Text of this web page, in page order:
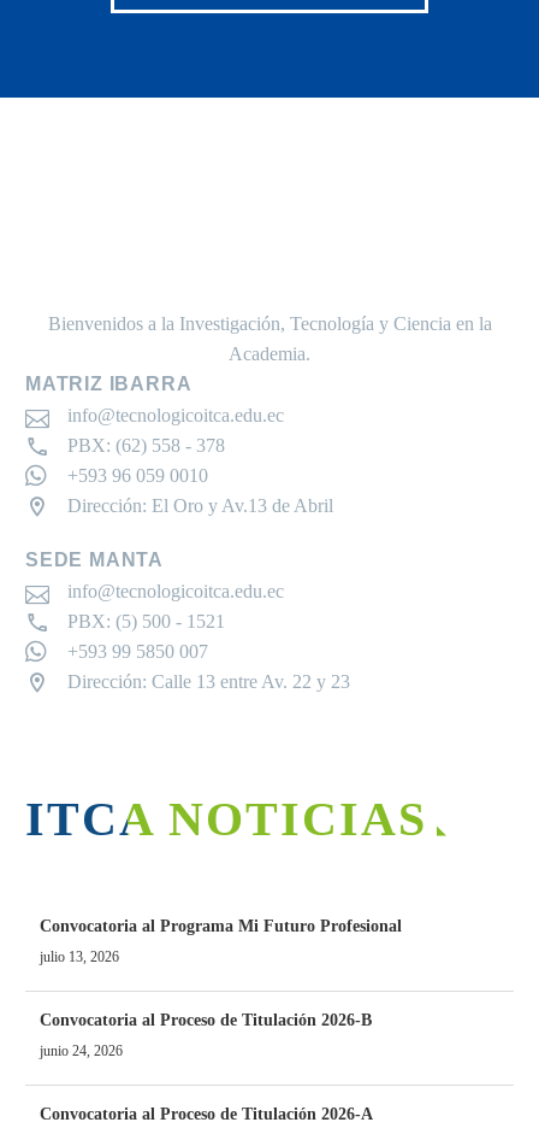
Bienvenidos a la Investigación, Tecnología y Ciencia en la
Academia.
MATRIZ IBARRA
info@tecnologicoitca.edu.ec
PBX: (62) 558 - 378
+593 96 059 0010
Dirección: El Oro y Av.13 de Abril
SEDE MANTA
info@tecnologicoitca.edu.ec
PBX: (5) 500 - 1521
+593 99 5850 007
Dirección: Calle 13 entre Av. 22 y 23
ITCA NOTICIAS
Convocatoria al Programa Mi Futuro Profesional
julio 13, 2026
Convocatoria al Proceso de Titulación 2026-B
junio 24, 2026
Convocatoria al Proceso de Titulación 2026-A